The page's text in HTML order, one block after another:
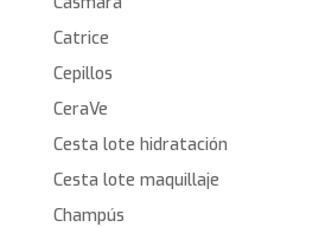
Catrice
Cepillos
CeraVe
Cesta lote hidratación
Cesta lote maquillaje
Champús